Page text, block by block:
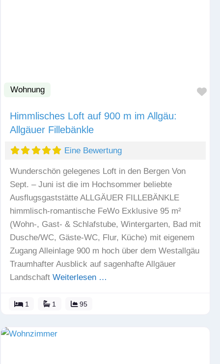
Wohnung
Himmlisches Loft auf 900 m im Allgäu:
Allgäuer Fillebänkle
Eine Bewertung
Wunderschön gelegenes Loft in den Bergen Von
Sept. – Juni ist die im Hochsommer beliebte
Ausflugsgaststätte ALLGÄUER FILLEBÄNKLE
himmlisch-romantische FeWo Exklusive 95 m²
(Wohn-, Gast- & Schlafstube, Wintergarten, Bad mit
Dusche/WC, Gäste-WC, Flur, Küche) mit eigenem
Zugang Alleinlage 900 m hoch über dem Westallgäu
Traumhafter Ausblick auf sagenhafte Allgäuer
Landschaft Weiterlesen …
1 1 95